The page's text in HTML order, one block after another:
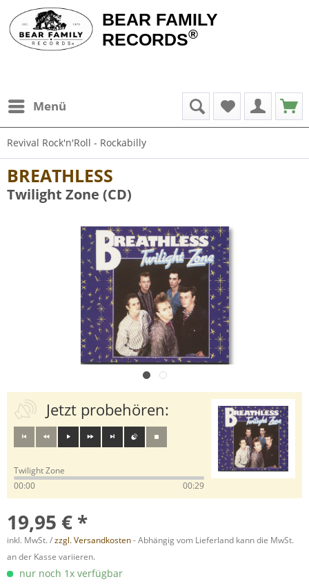
BEAR FAMILY
RECORDS®
Menü
Revival Rock'n'Roll - Rockabilly
BREATHLESS
Twilight Zone (CD)
Jetzt probehören:
Twilight Zone
00:00
00:29
19,95 € *
inkl. MwSt. /zzgl. Versandkosten- Abhängig vom Lieferland kann die MwSt.
an der Kasse variieren.
nur noch 1x verfügbar